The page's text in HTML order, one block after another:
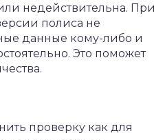
недействительна. При
полиса не
данные кому-либо и
Это поможет
проверку как для